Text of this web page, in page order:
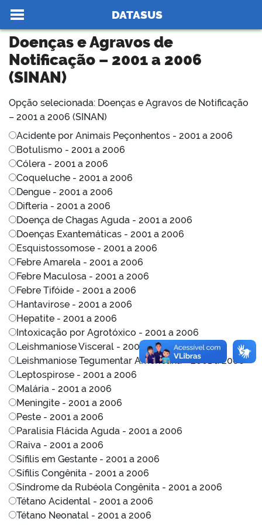
Ir para o conteúdo
DATASUS
portal
Você está aqui:
Acesso à informação >
Doenças e Agravos de
Notificação – 2001 a 2006
(SINAN)
Opção selecionada: Doenças e Agravos de Notificação
– 2001 a 2006 (SINAN)
Acidente por Animais Peçonhentos - 2001 a 2006
Botulismo - 2001 a 2006
Cólera - 2001 a 2006
Coqueluche - 2001 a 2006
Dengue - 2001 a 2006
Difteria - 2001 a 2006
Doença de Chagas Aguda - 2001 a 2006
Doenças Exantemáticas - 2001 a 2006
Esquistossomose - 2001 a 2006
Febre Amarela - 2001 a 2006
Febre Maculosa - 2001 a 2006
Febre Tifóide - 2001 a 2006
Hantavirose - 2001 a 2006
Hepatite - 2001 a 2006
Intoxicação por Agrotóxico - 2001 a 2006
Leishmaniose Visceral - 2001 a 2006
Leishmaniose Tegumentar Americana - 2001 a 2006
Leptospirose - 2001 a 2006
Malária - 2001 a 2006
Meningite - 2001 a 2006
Peste - 2001 a 2006
Paralisia Flácida Aguda - 2001 a 2006
Raiva - 2001 a 2006
Sífilis em Gestante - 2001 a 2006
Sífilis Congênita - 2001 a 2006
Síndrome da Rubéola Congênita - 2001 a 2006
Tétano Acidental - 2001 a 2006
Tétano Neonatal - 2001 a 2006